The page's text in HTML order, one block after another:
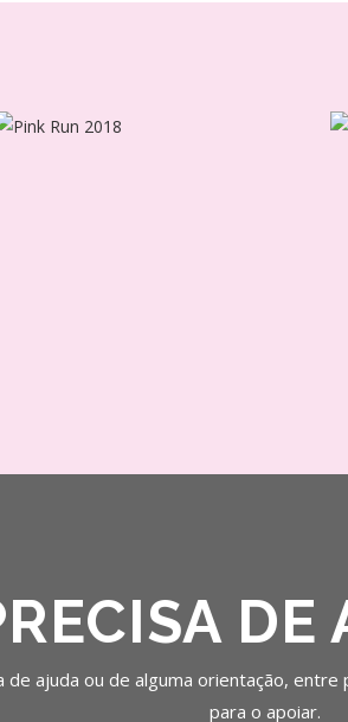
DE
de ajuda ou de alguma orientação,
para o apoiar.